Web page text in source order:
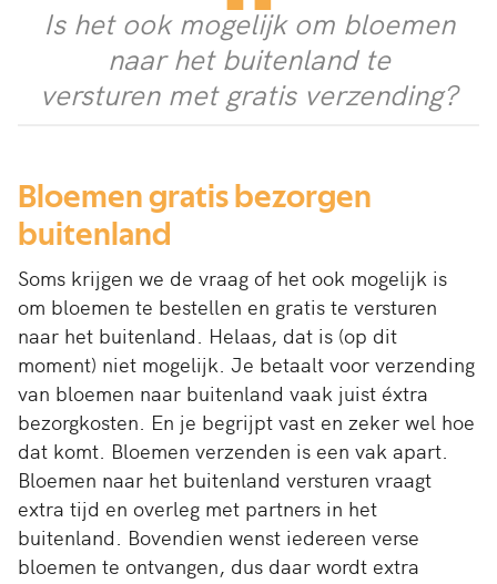
Is het ook mogelijk om bloemen
naar het buitenland te
versturen met gratis verzending?
Bloemen gratis bezorgen
buitenland
Soms krijgen we de vraag of het ook mogelijk is
om bloemen te bestellen en gratis te versturen
naar het buitenland. Helaas, dat is (op dit
moment) niet mogelijk. Je betaalt voor verzending
van bloemen naar buitenland vaak juist éxtra
bezorgkosten. En je begrijpt vast en zeker wel hoe
dat komt. Bloemen verzenden is een vak apart.
Bloemen naar het buitenland versturen vraagt
extra tijd en overleg met partners in het
buitenland. Bovendien wenst iedereen verse
bloemen te ontvangen, dus daar wordt extra